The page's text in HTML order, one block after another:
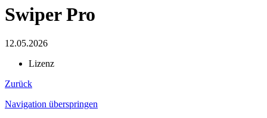
Swiper Pro
12.05.2026
Lizenz
Zurück
Navigation überspringen